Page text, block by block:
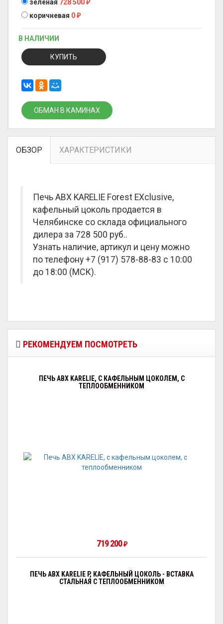
зеленая 728 500₽
коричневая 0₽
В НАЛИЧИИ
КУПИТЬ
ОБМАН В КАМИНАХ
ОБЗОР ХАРАКТЕРИСТИКИ
Печь ABX KARELIE Forest EXclusive,
кафельный цоколь продается в
Челябинске со склада официального
дилера за 728 500 руб..
Узнать наличие, артикул и цену можно
по телефону +7 (917) 578-88-83 с 10:00
до 18:00 (МСК).
РЕКОМЕНДУЕМ ПОСМОТРЕТЬ
ПЕЧЬ ABX KARELIE, С КАФЕЛЬНЫМ ЦОКОЛЕМ, С
ТЕПЛООБМЕННИКОМ
719 200₽
ПЕЧЬ ABX KARELIE P, КАФЕЛЬНЫЙ ЦОКОЛЬ - ВСТАВКА
СТАЛЬНАЯ С ТЕПЛООБМЕННИКОМ